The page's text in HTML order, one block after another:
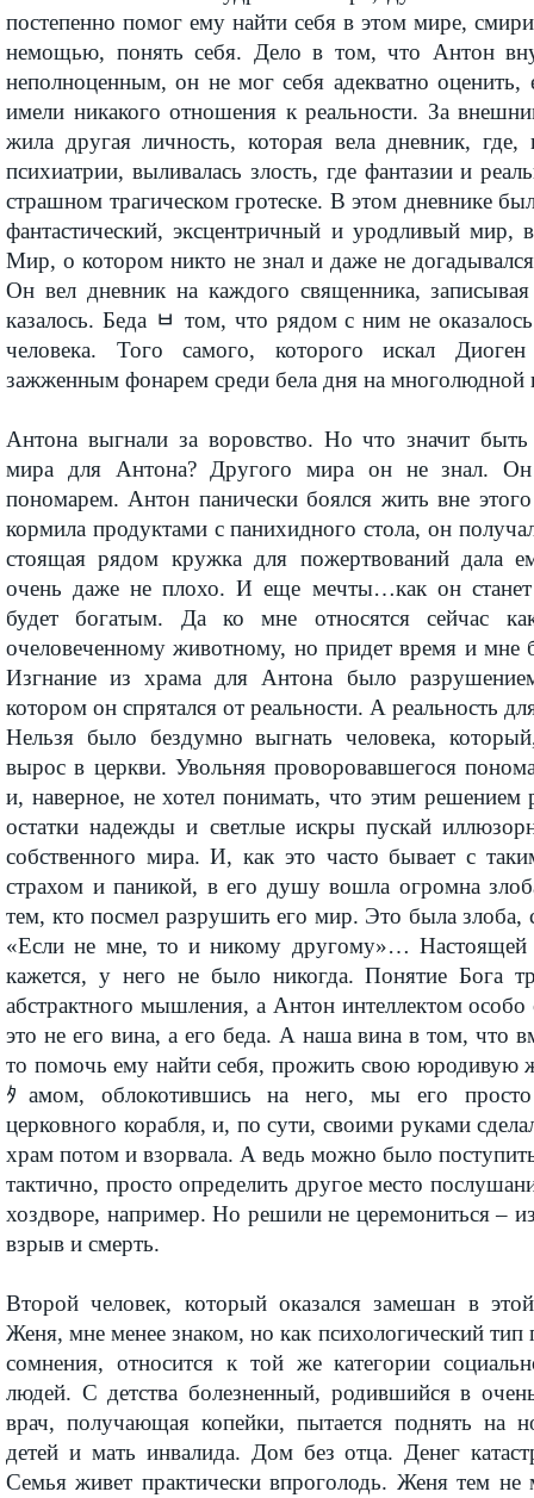
постепенно помог ему найти себя в этом мире,
немощью, понять себя. Дело в том, что Антон
неполноценным, он не мог себя адекватно
имели никакого отношения к реальности. За
жила другая личность, которая вела дневник, где,
психиатрии, выливалась злость, где фантазии и
страшном трагическом гротеске. В этом дневнике
фантастический, эксцентричный и уродливый
Мир, о котором никто не знал и даже не
Он вел дневник на каждого священника,
казалось. Беда ﾲ том, что рядом с ним не оказалось
человека. Того самого, которого искал
зажженным фонарем среди бела дня на
Антона выгнали за воровство. Но что значит
мира для Антона? Другого мира он не знал. Он
пономарем. Антон панически боялся жить вне
кормила продуктами с панихидного стола, он
стоящая рядом кружка для пожертвований дала
очень даже не плохо. И еще мечты…как он
будет богатым. Да ко мне относятся сейчас
очеловеченному животному, но придет время и мне
Изгнание из храма для Антона было
котором он спрятался от реальности. А реальность
Нельзя было бездумно выгнать человека,
вырос в церкви. Увольняя проворовавшегося
и, наверное, не хотел понимать, что этим
остатки надежды и светлые искры пускай
собственного мира. И, как это часто бывает с
страхом и паникой, в его душу вошла огромна
тем, кто посмел разрушить его мир. Это была злоба,
«Если не мне, то и никому другому»… Настоящей
кажется, у него не было никогда. Понятие Бога
абстрактного мышления, а Антон интеллектом
это не его вина, а его беда. А наша вина в том, что
то помочь ему найти себя, прожить свою юродивую
ﾀамом, облокотившись на него, мы его
церковного корабля, и, по сути, своими руками
храм потом и взорвала. А ведь можно было
тактично, просто определить другое место
хоздворе, например. Но решили не церемониться –
взрыв и смерть.
Второй человек, который оказался замешан в
Женя, мне менее знаком, но как психологический тип
сомнения, относится к той же категории
людей. С детства болезненный, родившийся в
врач, получающая копейки, пытается поднять на
детей и мать инвалида. Дом без отца. Денег
Семья живет практически впроголодь. Женя тем не